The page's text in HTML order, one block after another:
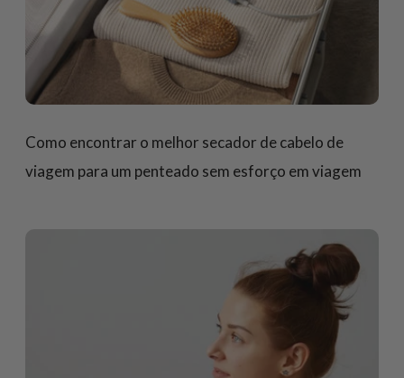
Como encontrar o melhor secador de cabelo de
viagem para um penteado sem esforço em viagem